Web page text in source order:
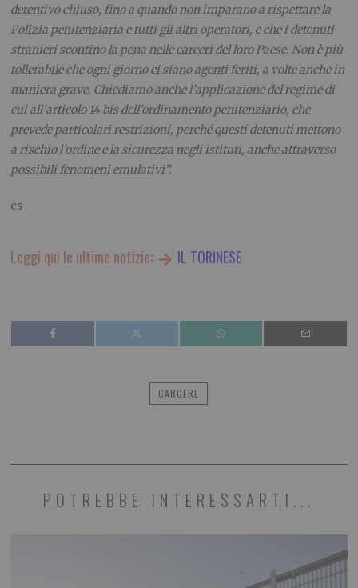
detentivo chiuso, fino a quando non imparano a rispettare la
Polizia penitenziaria e tutti gli altri operatori, e che i detenuti
stranieri scontino la pena nelle carceri del loro Paese. Non è più
tollerabile che ogni giorno ci siano agenti feriti, a volte anche in
maniera grave. Chiediamo anche l’applicazione del regime di
cui all’articolo 14 bis dell’ordinamento penitenziario, che
prevede particolari restrizioni, perché questi detenuti mettono
a rischio l’ordine e la sicurezza negli istituti, anche attraverso
possibili fenomeni emulativi”.
cs
Leggi qui le ultime notizie: IL TORINESE
CARCERE
POTREBBE INTERESSARTI...